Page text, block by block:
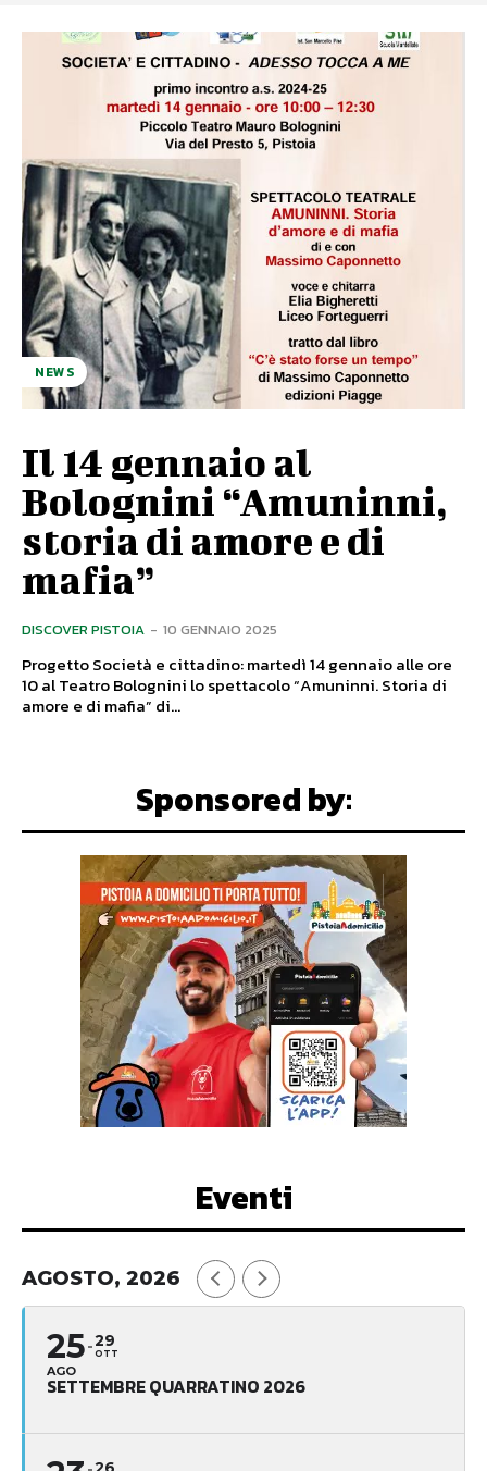
NEWS
Il 14 gennaio al
Bolognini “Amuninni,
storia di amore e di
mafia”
DISCOVER PISTOIA - 10 GENNAIO 2025
Progetto Società e cittadino: martedì 14 gennaio alle ore
10 al Teatro Bolognini lo spettacolo “Amuninni. Storia di
amore e di mafia” di...
Sponsored by:
Eventi
AGOSTO, 2026
25
AGO
29
OTT
SETTEMBRE QUARRATINO 2026